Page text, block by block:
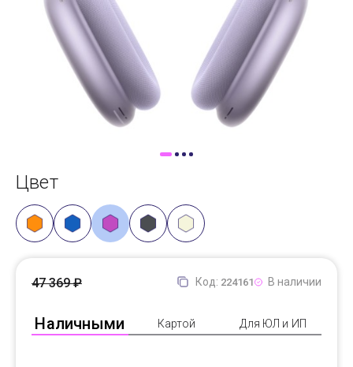
Доставка
Самовывоз
Trade-In
Цвет
Код: 224161 В наличии
Наличными Картой Для ЮЛ и ИП
47 369 ₽